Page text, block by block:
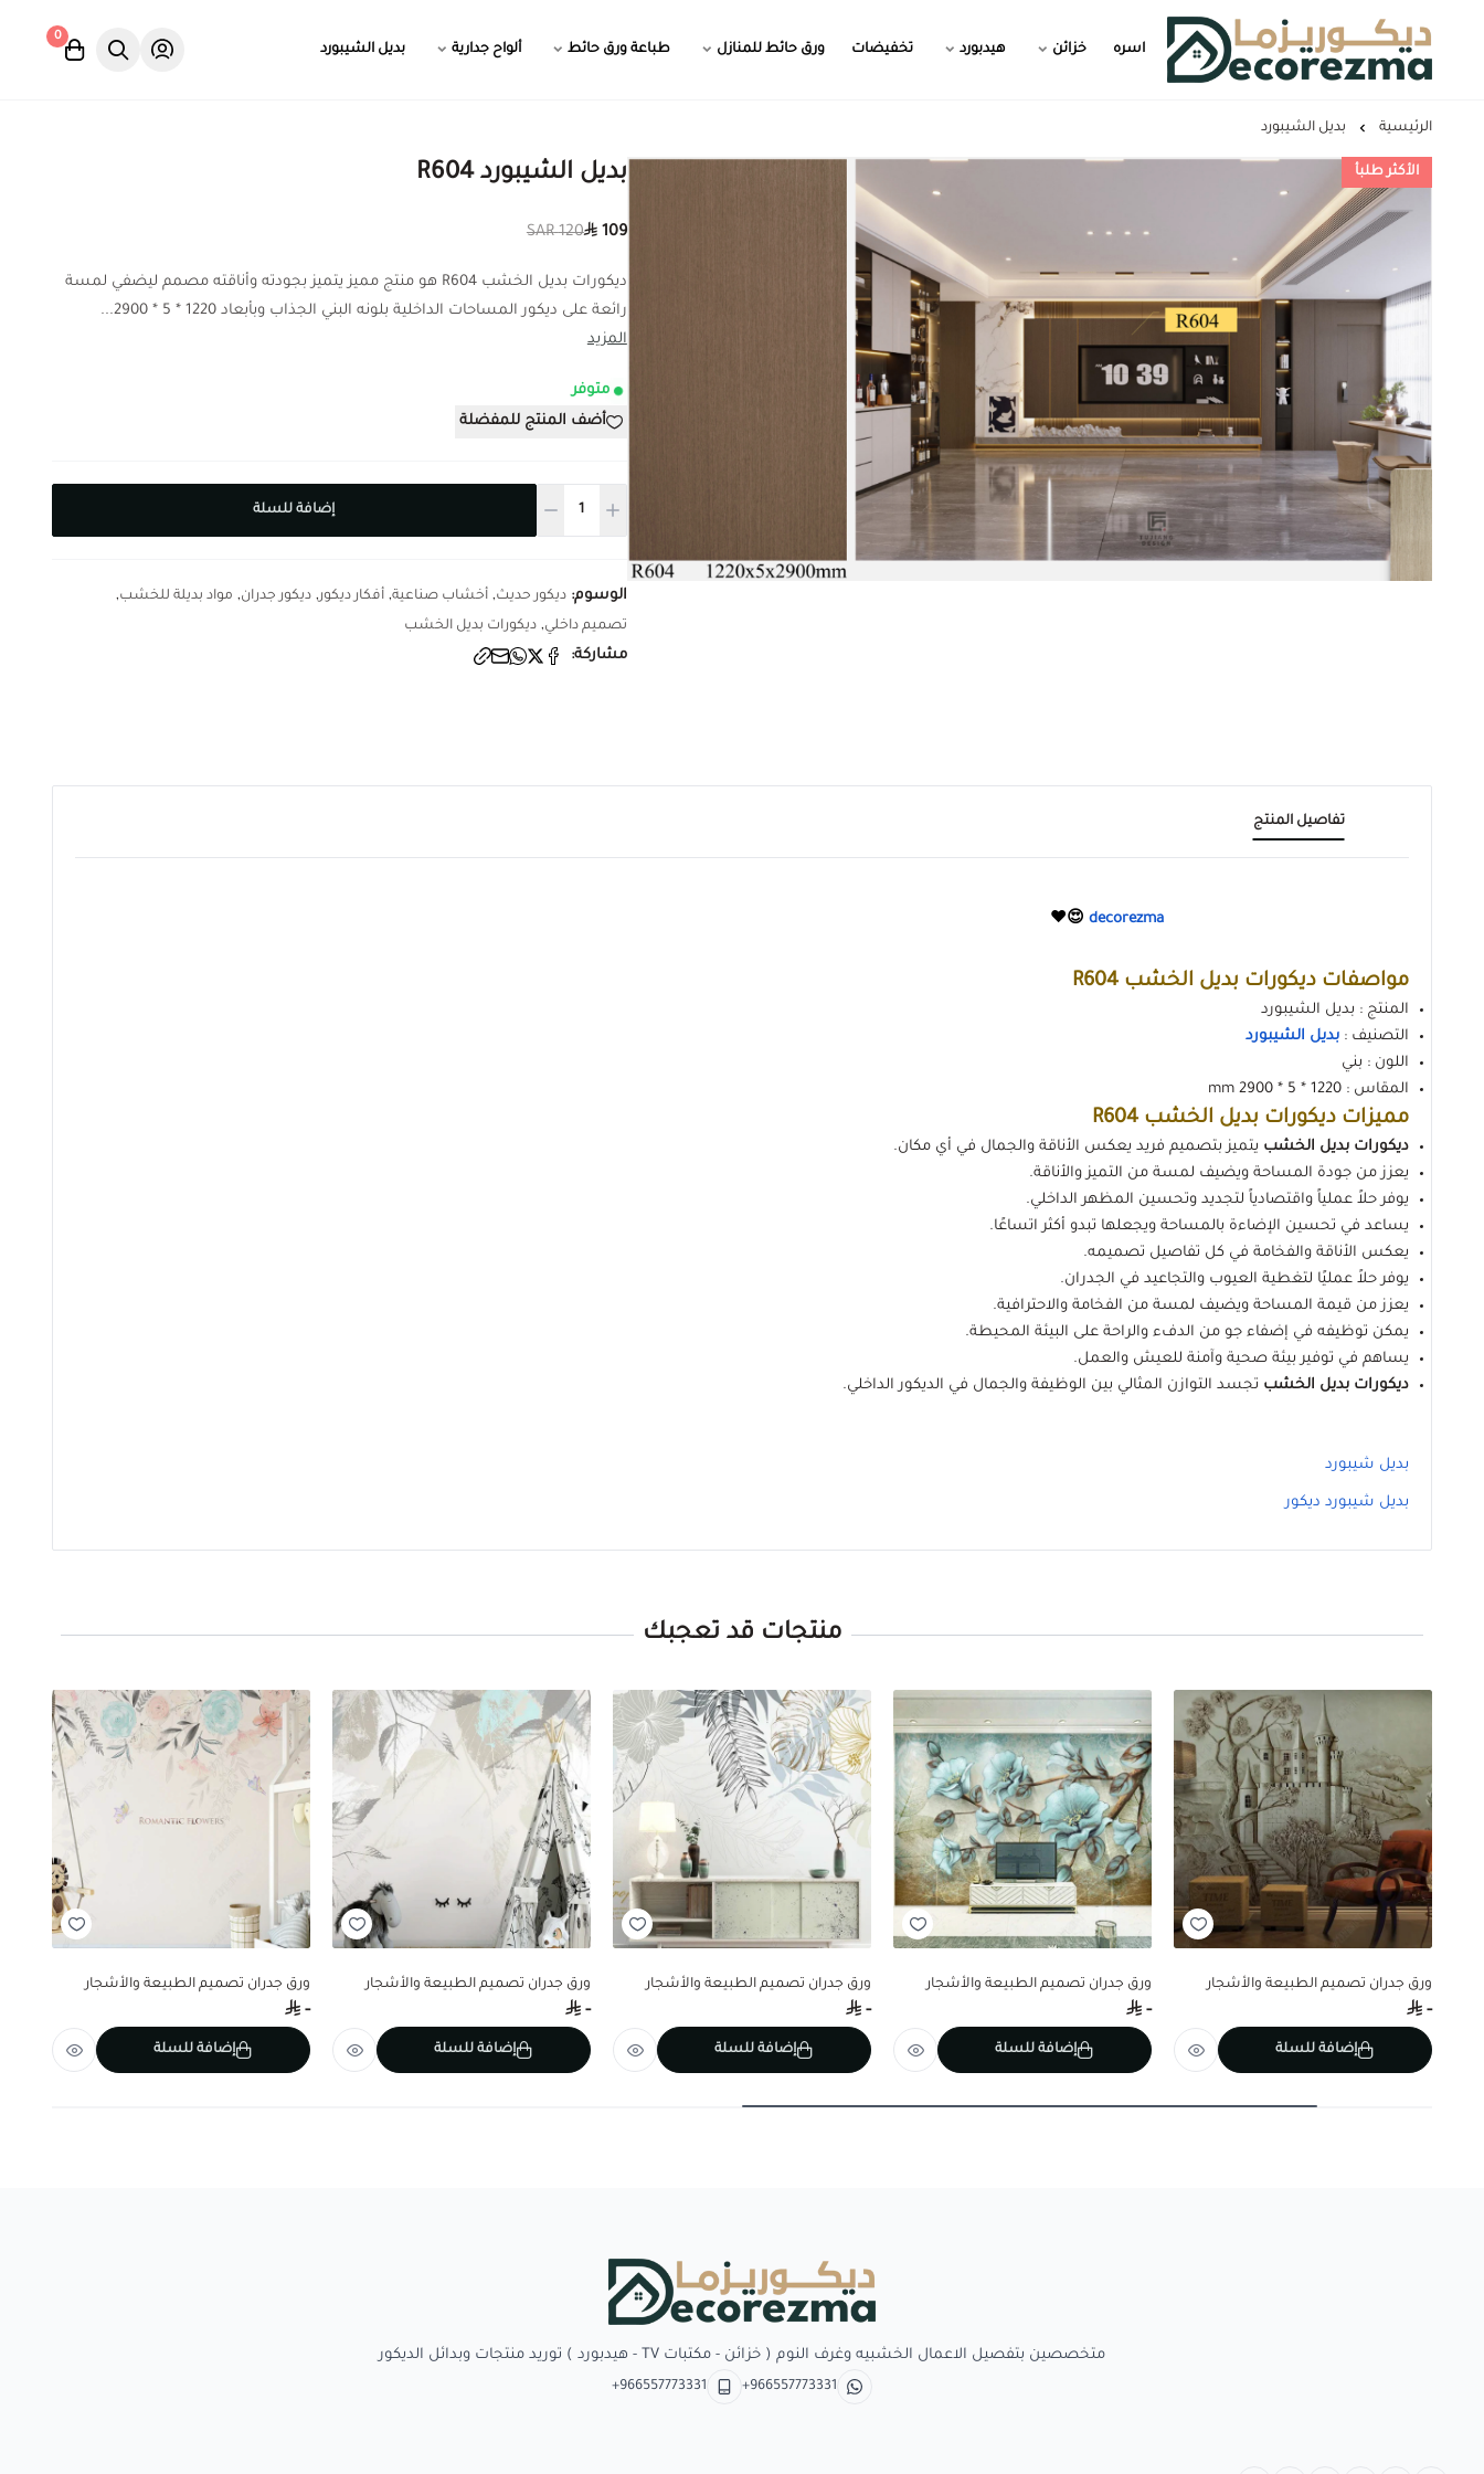
Decorezma
اسره خزائن هيدبورد تخفيضات ورق حائط للمنازل طباعة ورق حائط ألواح جدارية بديل الشيبورد
0
الرئيسية بديل الشيبورد
الأكثر طلبأ بديل الشيبورد R604
109
120 SAR
ديكورات بديل الخشب R604 هو منتج مميز يتميز بجودته وأناقته مصمم ليضفي لمسة
رائعة على ديكور المساحات الداخلية بلونه البني الجذاب وبأبعاد 1220 * 5 * 2900...
المزيد
متوفر
أضف المنتج للمفضلة
إضافة للسلة
الوسوم:ديكور حديث,أخشاب صناعية,أفكار ديكور,ديكور جدران, مواد بديلة للخشب,
تصميم داخلي,ديكورات بديل الخشب
مشاركة:
تفاصيل المنتج
decorezma
😍❤️
مواصفات ديكورات بديل الخشب R604
المنتج : بديل الشيبورد
التصنيف : بديل الشيبورد
اللون : بني
المقاس : 1220 * 5 * 2900 mm
مميزات ديكورات بديل الخشب R604
ديكورات بديل الخشب يتميز بتصميم فريد يعكس الأناقة والجمال في أي مكان.
يعزز من جودة المساحة ويضيف لمسة من التميز والأناقة.
يوفر حلاً عملياً واقتصادياً لتجديد وتحسين المظهر الداخلي.
يساعد في تحسين الإضاءة بالمساحة ويجعلها تبدو أكثر اتساعًا.
يعكس الأناقة والفخامة في كل تفاصيل تصميمه.
يوفر حلاً عمليًا لتغطية العيوب والتجاعيد في الجدران.
يعزز من قيمة المساحة ويضيف لمسة من الفخامة والاحترافية.
يمكن توظيفه في إضفاء جو من الدفء والراحة على البيئة المحيطة.
يساهم في توفير بيئة صحية وآمنة للعيش والعمل.
ديكورات بديل الخشب تجسد التوازن المثالي بين الوظيفة والجمال في الديكور الداخلي.
بديل شيبورد
بديل شيبورد ديكور
منتجات قد تعجبك
ورق جدران تصميم الطبيعة والأشجار
-
إضافة للسلة
ورق جدران تصميم الطبيعة والأشجار
-
إضافة للسلة
ورق جدران تصميم الطبيعة والأشجار
-
إضافة للسلة
ورق جدران تصميم الطبيعة والأشجار
-
إضافة للسلة
ورق جدران تصميم الطبيعة والأشجار
-
إضافة للسلة
متخصصين بتفصيل الاعمال الخشبيه وغرف النوم ( خزائن - مكتبات TV - هيدبورد ) توريد منتجات وبدائل الديكور
+966557773331
+966557773331